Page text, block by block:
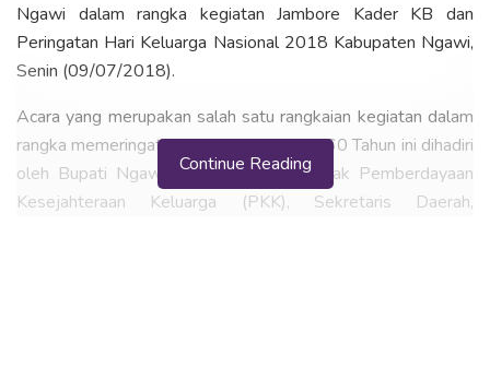
Ngawi dalam rangka kegiatan Jambore Kader KB dan
Peringatan Hari Keluarga Nasional 2018 Kabupaten Ngawi,
Senin (09/07/2018).
Acara yang merupakan salah satu rangkaian kegiatan dalam
rangka memeringati Hari Jadi Ngawi ke 660 Tahun ini dihadiri
oleh Bupati Ngawi, Ketua Tim Penggerak Pemberdayaan
Kesejahteraan Keluarga (PKK), Sekretaris Daerah,
Continue Reading